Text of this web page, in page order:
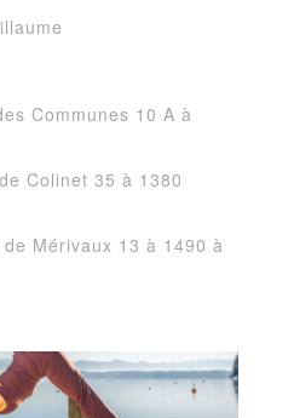
Communes 10 A à
Colinet 35 à 1380
Mérivaux 13 à 1490 à